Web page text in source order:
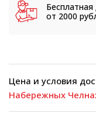
Бесплатная
от 2000
Цена и условия
Набережных